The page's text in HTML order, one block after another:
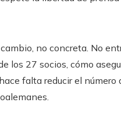
no concreta. No
los 27 socios, cómo
falta reducir el número